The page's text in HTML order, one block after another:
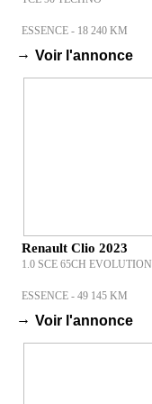
ESSENCE - 18 240 KM
→ Voir l'annonce
Renault Clio 2023
1.0 SCE 65CH EVOLUTION
ESSENCE - 49 145 KM
→ Voir l'annonce